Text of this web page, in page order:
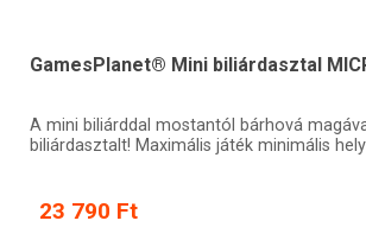
GamesPlanet® Mini biliárdasztal
A mini biliárddal mostantól bárhová
biliárdasztalt! Maximális játék minimális
23 790 Ft